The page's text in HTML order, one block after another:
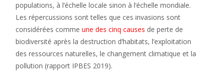
populations, à l’échelle locale sinon à l’échelle mondiale.
Les répercussions sont telles que ces invasions sont
considérées comme une des cinq causes de perte de
biodiversité après la destruction d’habitats, l’exploitation
des ressources naturelles, le changement climatique et la
pollution (rapport IPBES 2019).